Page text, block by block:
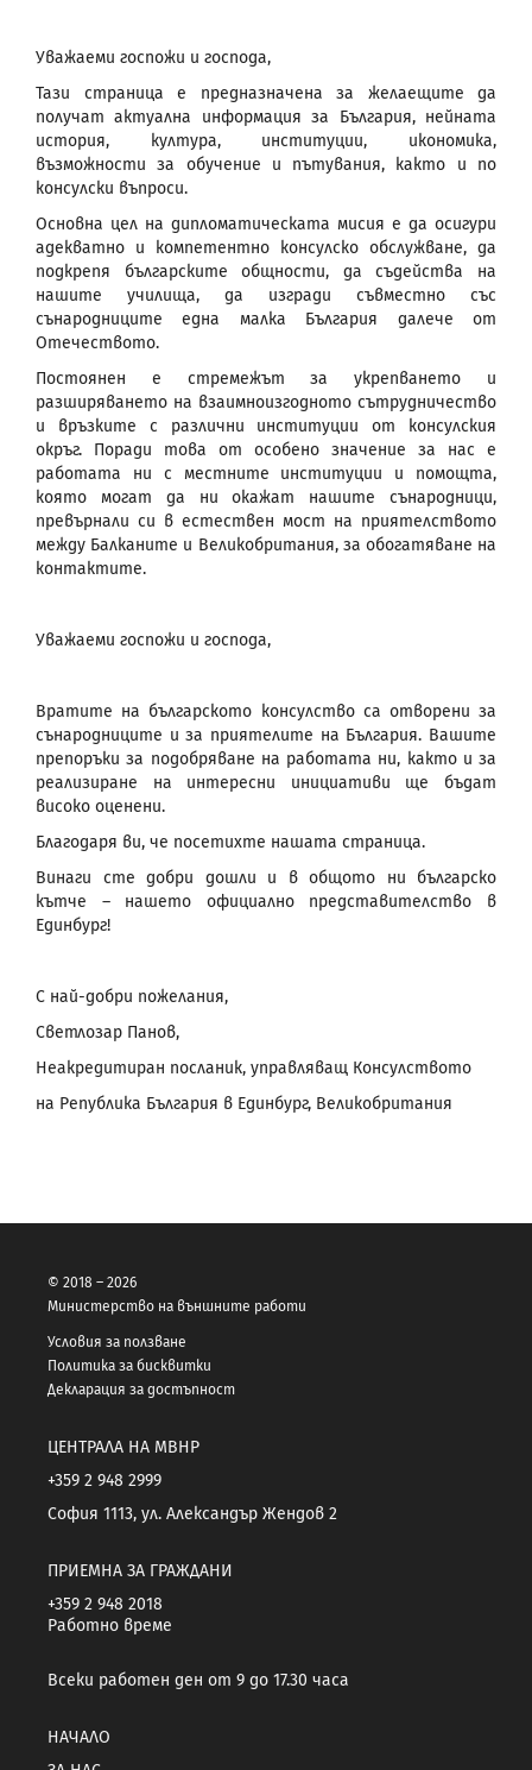
Уважаеми госпожи и господа,
Тази страница е предназначена за желаещите да
получат актуална информация за България, нейната
история, култура, институции, икономика,
възможности за обучение и пътувания, както и по
консулски въпроси.
Основна цел на дипломатическата мисия е да осигури
адекватно и компетентно консулско обслужване, да
подкрепя българските общности, да съдейства на
нашите училища, да изгради съвместно със
сънародниците една малка България далече от
Отечеството.
Постоянен е стремежът за укрепването и
разширяването на взаимноизгодното сътрудничество
и връзките с различни институции от консулския
окръг. Поради това от особено значение за нас е
работата ни с местните институции и помощта,
която могат да ни окажат нашите сънародници,
превърнали си в естествен мост на приятелството
между Балканите и Великобритания, за обогатяване на
контактите.
Уважаеми госпожи и господа,
Вратите на българското консулство са отворени за
сънародниците и за приятелите на България. Вашите
препоръки за подобряване на работата ни, както и за
реализиране на интересни инициативи ще бъдат
високо оценени.
Благодаря ви, че посетихте нашата страница.
Винаги сте добри дошли и в общото ни българско
кътче – нашето официално представителство в
Единбург!
С най-добри пожелания,
Светлозар Панов,
Неакредитиран посланик, управляващ Консулството
на Република България в Единбург, Великобритания
© 2018 – 2026
Министерство на външните работи
Условия за ползване
Политика за бисквитки
Декларация за достъпност
ЦЕНТРАЛА НА МВНР
+359 2 948 2999
София 1113, ул. Александър Жендов 2
ПРИЕМНА ЗА ГРАЖДАНИ
+359 2 948 2018
Работно време
Всеки работен ден от 9 до 17.30 часа
НАЧАЛО